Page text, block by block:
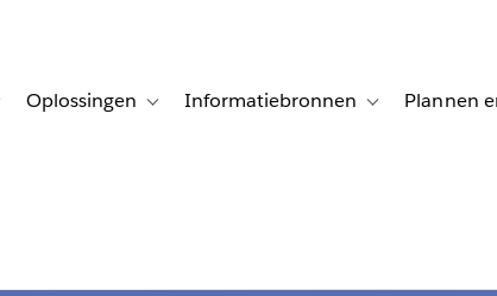
sub-navigation for Klanten aan het woord
Oplossingen Toggle sub-navigation for Oplossingen
Informatiebronnen Toggle sub-
Plannen